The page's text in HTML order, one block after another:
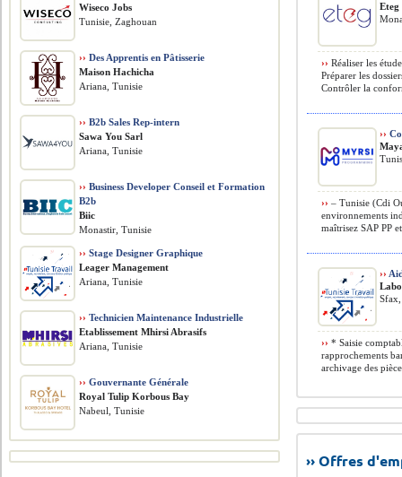
Eteg
›› Réaliser les
Préparer les
Contrôler la
››
›› – Tunisie (Cdi
environnements
maîtrisez SAP PP
››
›› * Saisie
rapprochements
archivage des
›› Offres
Wiseco Jobs
Tunisie, Zaghouan
›› Des Apprentis en Pâtisserie
Maison Hachicha
Ariana, Tunisie
›› B2b Sales Rep-intern
Sawa You Sarl
Ariana, Tunisie
›› Business Developer Conseil et Formation
B2b
Biic
Monastir, Tunisie
›› Stage Designer Graphique
Leager Management
Ariana, Tunisie
›› Technicien Maintenance Industrielle
Etablissement Mhirsi Abrasifs
Ariana, Tunisie
›› Gouvernante Générale
Royal Tulip Korbous Bay
Nabeul, Tunisie